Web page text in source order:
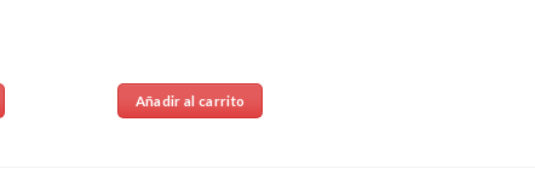
Añadir al carrito